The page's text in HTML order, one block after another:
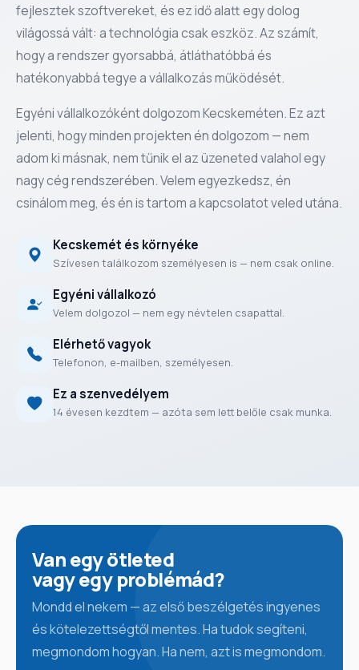
fejlesztek szoftvereket, és ez idő alatt egy dolog
világossá vált: a technológia csak eszköz. Az számít,
hogy a rendszer gyorsabbá, átláthatóbbá és
hatékonyabbá tegye a vállalkozás működését.
Egyéni vállalkozóként dolgozom Kecskeméten. Ez azt
jelenti, hogy minden projekten én dolgozom — nem
adom ki másnak, nem tűnik el az üzeneted valahol egy
nagy cég rendszerében. Velem egyezkedsz, én
csinálom meg, és én is tartom a kapcsolatot veled utána.
Kecskemét és környéke
Szívesen találkozom személyesen is — nem csak online.
Egyéni vállalkozó
Velem dolgozol — nem egy névtelen csapattal.
Elérhető vagyok
Telefonon, e-mailben, személyesen.
Ez a szenvedélyem
14 évesen kezdtem — azóta sem lett belőle csak munka.
Van egy ötleted
vagy egy problémád?
Mondd el nekem — az első beszélgetés ingyenes
és kötelezettségtől mentes. Ha tudok segíteni,
megmondom hogyan. Ha nem, azt is megmondom.